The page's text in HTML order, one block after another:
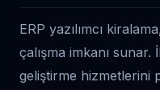
ERP yazılımcı
çalışma imkanı sunar.
geliştirme hizmetlerini